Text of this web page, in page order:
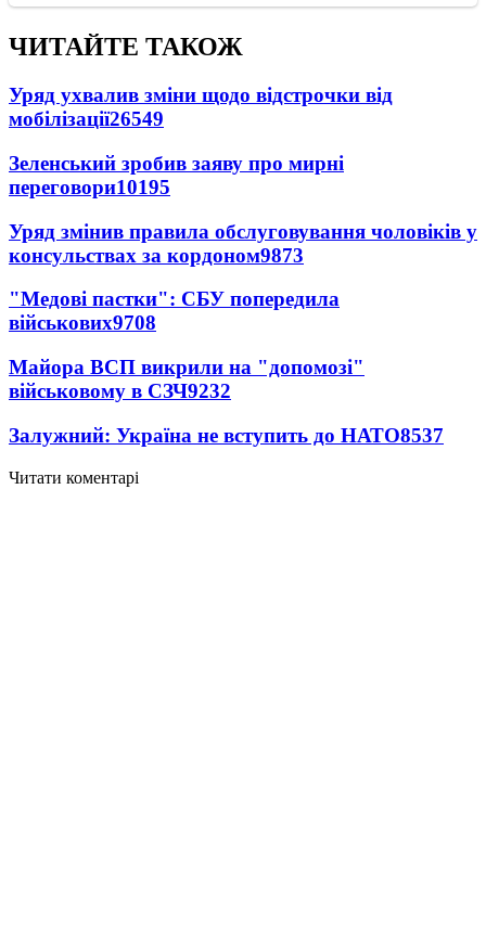
ЧИТАЙТЕ ТАКОЖ
Уряд ухвалив зміни щодо відстрочки від
мобілізації26549
Зеленський зробив заяву про мирні
переговори10195
Уряд змінив правила обслуговування чоловіків у
консульствах за кордоном9873
"Медові пастки": СБУ попередила
військових9708
Майора ВСП викрили на "допомозі"
військовому в СЗЧ9232
Залужний: Україна не вступить до НАТО8537
Читати коментарі